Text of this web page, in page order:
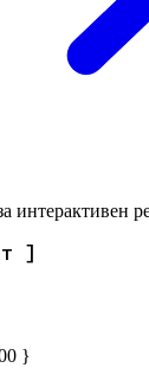
интерактивен
]
}